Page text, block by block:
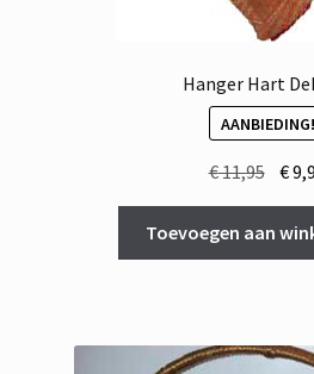
Hanger Hart
AANBIEDING!
€11,95
prijs
was:
€
€
Toevoegen aan